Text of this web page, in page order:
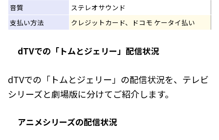
音質
ステレオサウンド
支払い方法
クレジットカード、ドコモ ケータイ払い
dTVでの「トムとジェリー」配信状況
dTVでの「トムとジェリー」の配信状況を、テレビ
シリーズと劇場版に分けてご紹介します。
アニメシリーズの配信状況